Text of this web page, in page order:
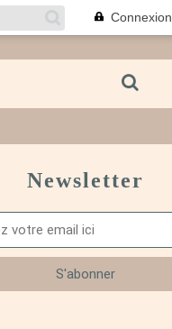
Connexion
Newsletter